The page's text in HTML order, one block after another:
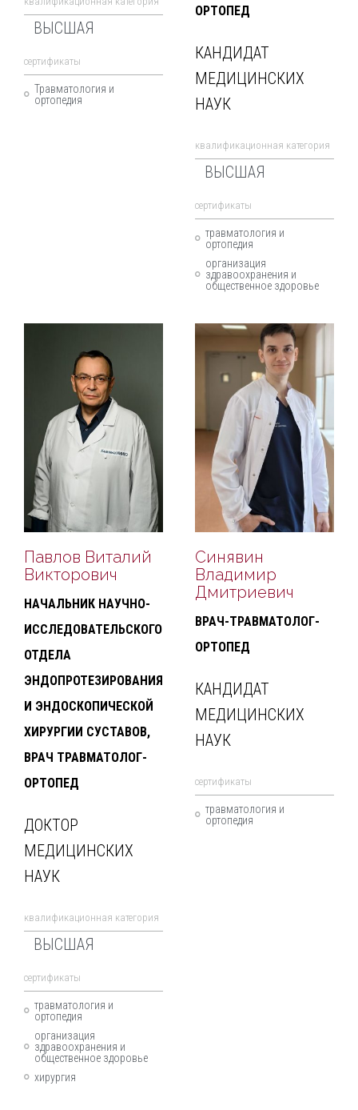
ВЫСШАЯ
cертификаты
Травматология и
ортопедия
ОРТОПЕД
КАНДИДАТ
МЕДИЦИНСКИХ
НАУК
квалификационная категория
ВЫСШАЯ
cертификаты
травматология и
ортопедия
организация
здравоохранения и
общественное здоровье
Павлов Виталий
Викторович
НАЧАЛЬНИК НАУЧНО-
ИССЛЕДОВАТЕЛЬСКОГО
ОТДЕЛА
ЭНДОПРОТЕЗИРОВАНИЯ
И ЭНДОСКОПИЧЕСКОЙ
ХИРУРГИИ СУСТАВОВ,
ВРАЧ ТРАВМАТОЛОГ-
ОРТОПЕД
ДОКТОР
МЕДИЦИНСКИХ
НАУК
квалификационная категория
ВЫСШАЯ
cертификаты
травматология и
ортопедия
организация
здравоохранения и
общественное здоровье
хирургия
Синявин
Владимир
Дмитриевич
ВРАЧ-ТРАВМАТОЛОГ-
ОРТОПЕД
КАНДИДАТ
МЕДИЦИНСКИХ
НАУК
cертификаты
травматология и
ортопедия